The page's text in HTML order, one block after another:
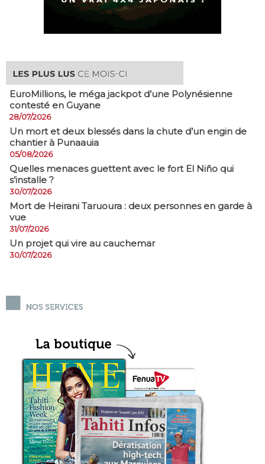
EuroMillions, ​le méga jackpot d’une Polynésienne
contesté en Guyane
28/07/2026
​Un mort et deux blessés dans la chute d’un engin de
chantier à Punaauia
05/08/2026
Quelles menaces guettent avec le fort El Niño qui
s’installe ?
30/07/2026
Mort de Heirani Taruoura : deux personnes en garde à
vue
31/07/2026
Un projet qui vire au cauchemar
30/07/2026